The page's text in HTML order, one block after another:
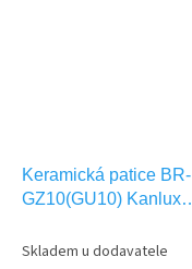
Keramická patice BR-
GZ10(GU10) Kanlux
Skladem u dodavatele